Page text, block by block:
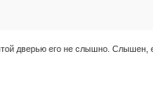
дверью его не слышно.